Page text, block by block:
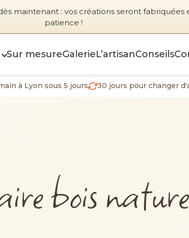
maintenant : vos créations seront
patience !
Sur mesureGalerieL’artisanConseils
à Lyon sous 5 jours 30 jours pour changer
bois